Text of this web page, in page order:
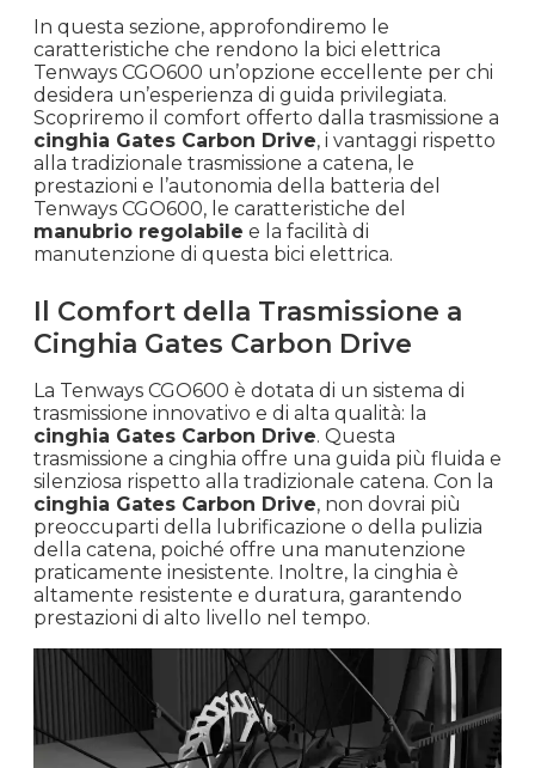
In questa sezione, approfondiremo le
caratteristiche che rendono la bici elettrica
Tenways CGO600 un’opzione eccellente per chi
desidera un’esperienza di guida privilegiata.
Scopriremo il comfort offerto dalla trasmissione a
cinghia Gates Carbon Drive, i vantaggi rispetto
alla tradizionale trasmissione a catena, le
prestazioni e l’autonomia della batteria del
Tenways CGO600, le caratteristiche del
manubrio regolabile e la facilità di
manutenzione di questa bici elettrica.
Il Comfort della Trasmissione a
Cinghia Gates Carbon Drive
La Tenways CGO600 è dotata di un sistema di
trasmissione innovativo e di alta qualità: la
cinghia Gates Carbon Drive. Questa
trasmissione a cinghia offre una guida più fluida e
silenziosa rispetto alla tradizionale catena. Con la
cinghia Gates Carbon Drive, non dovrai più
preoccuparti della lubrificazione o della pulizia
della catena, poiché offre una manutenzione
praticamente inesistente. Inoltre, la cinghia è
altamente resistente e duratura, garantendo
prestazioni di alto livello nel tempo.